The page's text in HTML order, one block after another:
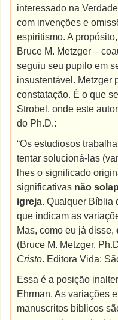
interessado na
com invenções e
espiritismo. A
Bruce M. Metzger –
seguiu seu pupilo em
insustentável. Metzger
constatação. É o que
Strobel, onde este
do Ph.D.:
“Os estudiosos
tentar solucioná-las
lhes o significado
significativas não
igreja. Qualquer Bíblia
que indicam as
Mas, como eu já disse,
(Bruce M. Metzger,
Cristo. Editora Vida:
Essa é a posição
Ehrman. As variações
manuscritos bíblicos